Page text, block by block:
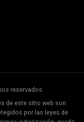
reservados.
de este sitio web son
por las leyes de